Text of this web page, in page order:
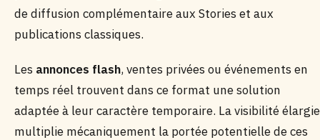
de diffusion complémentaire aux Stories et aux
publications classiques.
Les annonces flash, ventes privées ou événements en
temps réel trouvent dans ce format une solution
adaptée à leur caractère temporaire. La visibilité élargie
multiplie mécaniquement la portée potentielle de ces